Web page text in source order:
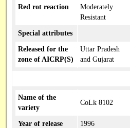
SBI Online
Red rot reaction
Moderately
Resistant
Special attributes
Released for the
zone of AICRP(S)
Uttar Pradesh
and Gujarat
Name of the
variety
CoLk 8102
Year of release 1996